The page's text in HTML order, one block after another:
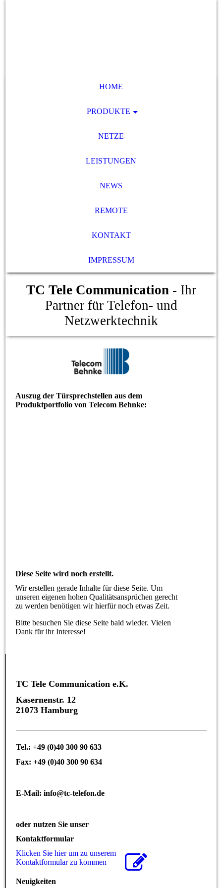
HOME
PRODUKTE
NETZE
LEISTUNGEN
NEWS
REMOTE
KONTAKT
IMPRESSUM
TC Tele Communication - Ihr
Partner für Telefon- und
Netzwerktechnik
Auszug derTürsprechstellen aus dem
Produktportfolio von Telecom Behnke:
Diese Seite wird noch erstellt.
Wir erstellen gerade Inhalte für diese Seite. Um
unseren eigenen hohen Qualitätsansprüchen gerecht
zu werden benötigen wir hierfür noch etwas Zeit.
Bitte besuchen Sie diese Seite bald wieder. Vielen
Dank für ihr Interesse!
TC Tele Communication e.K.
Kasernenstr. 12
21073 Hamburg
Tel.: +49 (0)40 300 90 633
Fax: +49 (0)40 300 90 634
E-Mail: info@tc-telefon.de
oder nutzen Sie unser
Kontaktformular
Klicken Sie hier um zu unserem
Kon­takt­for­mu­lar zu kommen
Neuigkeiten